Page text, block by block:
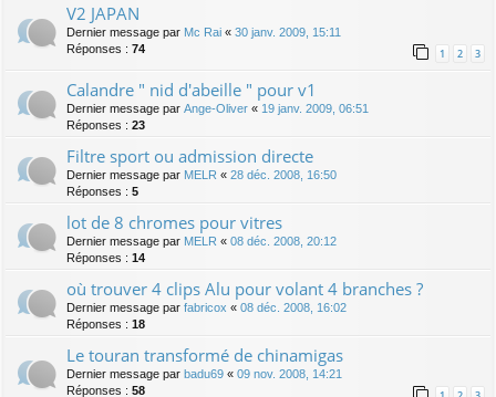
V2 JAPAN
Dernier message par Mc Rai « 30 janv. 2009, 15:11
Réponses : 74 1 2 3
Calandre " nid d'abeille " pour v1
Dernier message par Ange-Oliver « 19 janv. 2009, 06:51
Réponses : 23
Filtre sport ou admission directe
Dernier message par MELR « 28 déc. 2008, 16:50
Réponses : 5
lot de 8 chromes pour vitres
Dernier message par MELR « 08 déc. 2008, 20:12
Réponses : 14
où trouver 4 clips Alu pour volant 4 branches ?
Dernier message par fabricox « 08 déc. 2008, 16:02
Réponses : 18
Le touran transformé de chinamigas
Dernier message par badu69 « 09 nov. 2008, 14:21
Réponses : 58